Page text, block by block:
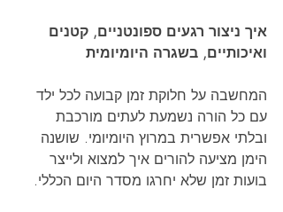
איך ניצור רגעים ספונטניים, קטנים
ואיכותיים, בשגרה היומיומית
המחשבה על חלוקת זמן קבועה לכל ילד
עם כל הורה נשמעת לעתים מורכבת
ובלתי אפשרית במרוץ היומיומי. שושנה
הימן מציעה להורים איך למצוא ולייצר
בועות זמן שלא יחרגו מסדר היום הכללי.